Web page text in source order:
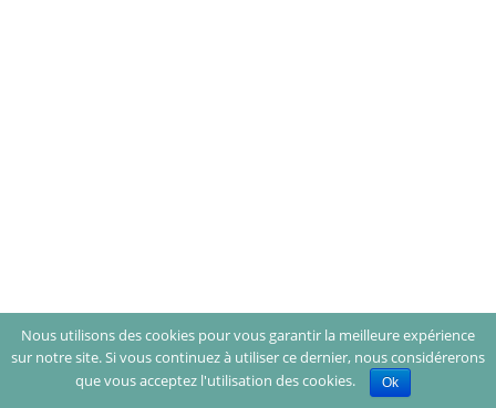
Nous utilisons des cookies pour vous garantir la meilleure expérience
sur notre site. Si vous continuez à utiliser ce dernier, nous considérerons
que vous acceptez l'utilisation des cookies.
Ok